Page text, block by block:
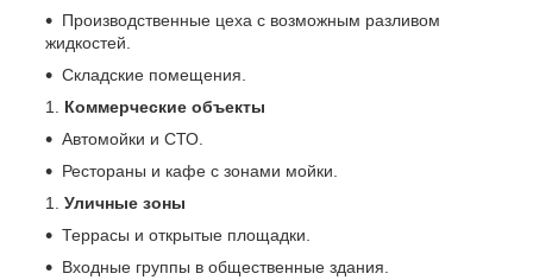
Производственные цеха с возможным разливом
жидкостей.
Складские помещения.
Коммерческие объекты
Автомойки и СТО.
Рестораны и кафе с зонами мойки.
Уличные зоны
Террасы и открытые площадки.
Входные группы в общественные здания.